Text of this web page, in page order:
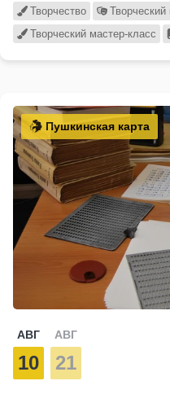
Творчество
Творческий
Творческий мастер-класс
Пушкинская карта
АВГ
10
АВГ
21